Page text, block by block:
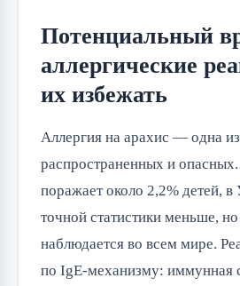
Потенциальный
аллергические
их избежать
Аллергия на арахис — одна
распространенных и
поражает около 2,2% детей,
точной статистики меньше,
наблюдается во всем мире.
по IgE-механизму: иммунная